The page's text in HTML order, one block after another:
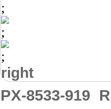
right
PX-8533-919